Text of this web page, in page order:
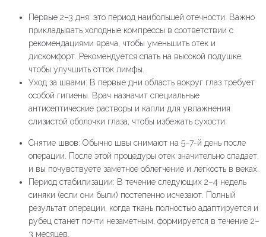
Первые 2–3 дня: это период наибольшей отечности. Важно
прикладывать холодные компрессы в соответствии с
рекомендациями врача, чтобы уменьшить отек и
дискомфорт. Рекомендуется спать на высокой подушке,
чтобы улучшить отток лимфы.
Уход за швами: В первые дни область вокруг глаз требует
особой гигиены. Врач назначит специальные
антисептические растворы и капли для увлажнения
слизистой оболочки глаза, чтобы избежать сухости.
Снятие швов: Обычно швы снимают на 5–7-й день после
операции. После этой процедуры отек значительно спадает,
и вы почувствуете заметное облегчение и легкость в веках.
Период стабилизации: В течение следующих 2–4 недель
синяки (если они были) постепенно исчезают. Полный
результат операции, когда ткань полностью адаптируется и
рубец станет почти незаметным, формируется в течение 2–
3 месяцев.